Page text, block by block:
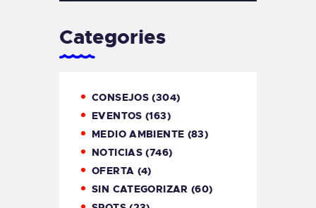
Categories
CONSEJOS (304)
EVENTOS (163)
MEDIO AMBIENTE (83)
NOTICIAS (746)
OFERTA (4)
SIN CATEGORIZAR (60)